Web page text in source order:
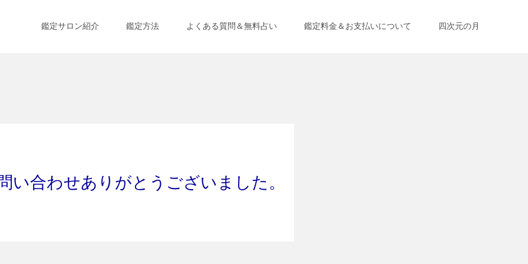
鑑定サロン紹介 鑑定方法 よくある質問＆無料占い 鑑定料金＆お支払いについて 四次元の月
い合わせありがとうございました。